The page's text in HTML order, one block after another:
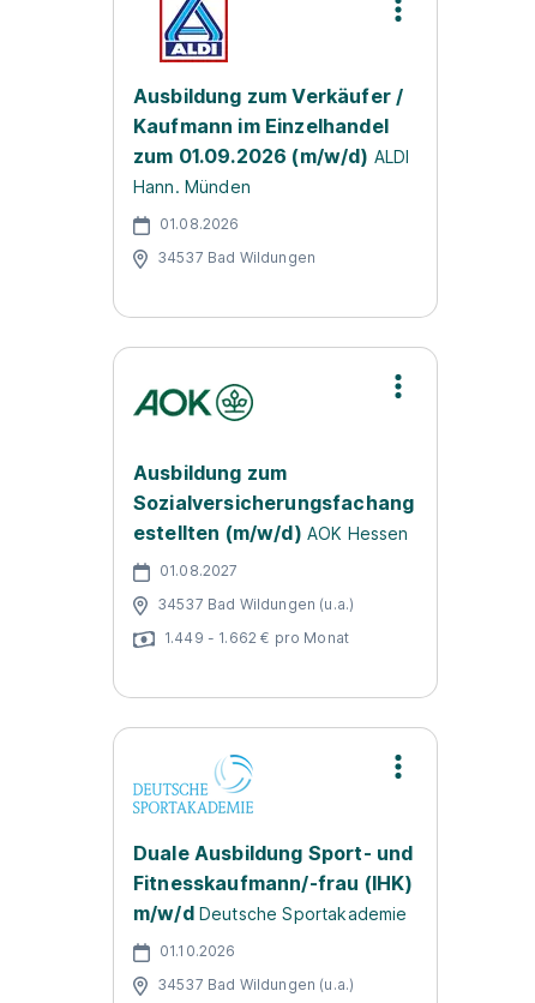
Ausbildung zum Verkäufer /
Kaufmann im Einzelhandel
zum 01.09.2026 (m/w/d) ALDI
Hann. Münden
01.08.2026
34537 Bad Wildungen
Ausbildung zum
Sozialversicherungsfachang
estellten (m/w/d) AOK Hessen
01.08.2027
34537 Bad Wildungen (u.a.)
1.449 - 1.662 € pro Monat
Duale Ausbildung Sport- und
Fitnesskaufmann/-frau (IHK)
m/w/d Deutsche Sportakademie
01.10.2026
34537 Bad Wildungen (u.a.)